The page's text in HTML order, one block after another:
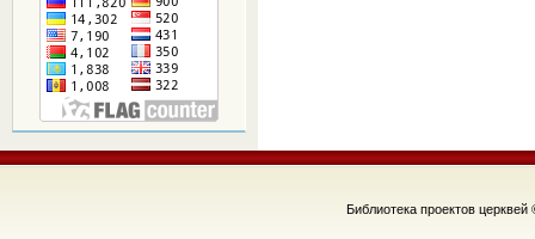
Библиотека проектов церквей